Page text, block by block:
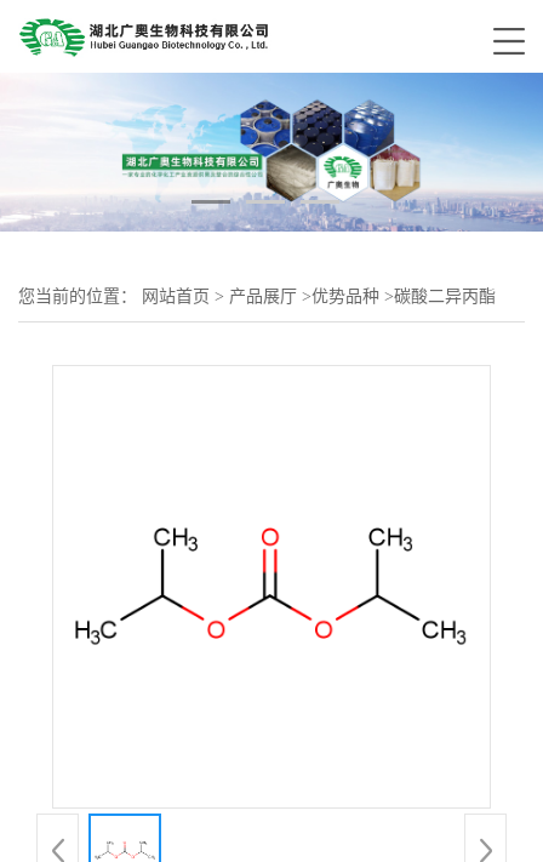
您当前的位置： 网站首页 > 产品展厅 >优势品种 >碳酸二异丙酯